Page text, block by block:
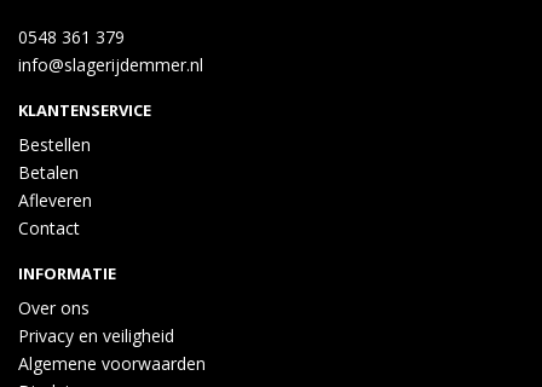
0548 361 379
info@slagerijdemmer.nl
KLANTENSERVICE
Bestellen
Betalen
Afleveren
Contact
INFORMATIE
Over ons
Privacy en veiligheid
Algemene voorwaarden